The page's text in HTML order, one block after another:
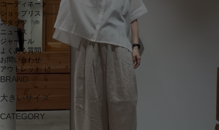
コーディネート
ショップリスト
スタッフ
ニュース
ジャーナル
よくある質問
お問い合わせ
アウトレット
BRAND
大きいサイズ
CATEGORY